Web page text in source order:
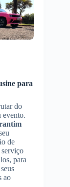
para
do
evento.
de
serviço
para
ao